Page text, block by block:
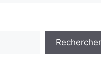
Rechercher